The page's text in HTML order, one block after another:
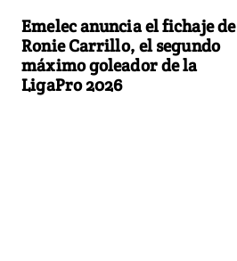
Emelec anuncia el fichaje de
Ronie Carrillo, el segundo
máximo goleador de la
LigaPro 2026